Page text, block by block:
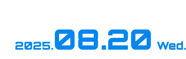
2025.08.20 Wed.